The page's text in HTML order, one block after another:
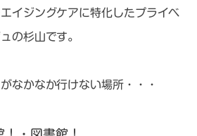
イジングケアに特化したプライベ
の杉山です。
なかなか行けない場所・・・